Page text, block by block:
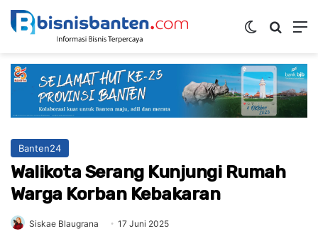
Switch skin
Banten24
Walikota Serang Kunjungi Rumah
Warga Korban Kebakaran
Siskae Blaugrana 17 Juni 2025